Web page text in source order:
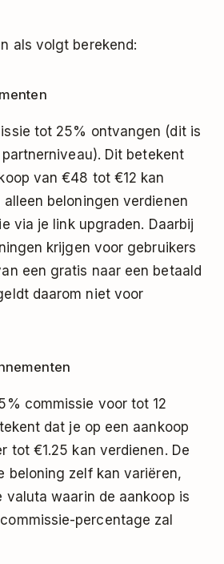
als volgt berekend:
tot 25% ontvangen (dit is
Dit betekent
van €48 tot €12 kan
beloningen verdienen
via je link upgraden. Daarbij
krijgen voor gebruikers
een gratis naar een betaald
daarom niet voor
commissie voor tot 12
dat je op een aankoop
tot €1.25 kan verdienen. De
beloning zelf kan variëren,
valuta waarin de aankoop is
percentage zal